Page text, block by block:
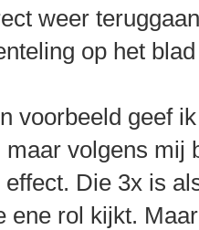
weer
op het
voorbeeld geef
maar volgens mij
effect. Die 3x is
ene rol kijkt.